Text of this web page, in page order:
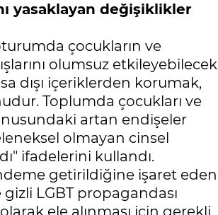
yasaklayan değişiklikler
çocukların ve
olumsuz etkileyebilecek
dışı içeriklerden korumak,
Toplumda çocukları ve
artan endişeler
olmayan cinsel
ifadelerini kullandı.
getirildiğine işaret eden
gizli LGBT propagandası